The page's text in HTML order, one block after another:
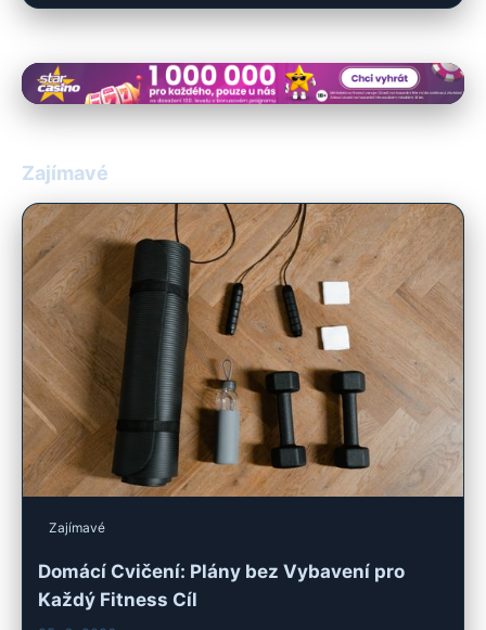
Zajímavé
Zajímavé
Domácí Cvičení: Plány bez Vybavení pro
Každý Fitness Cíl